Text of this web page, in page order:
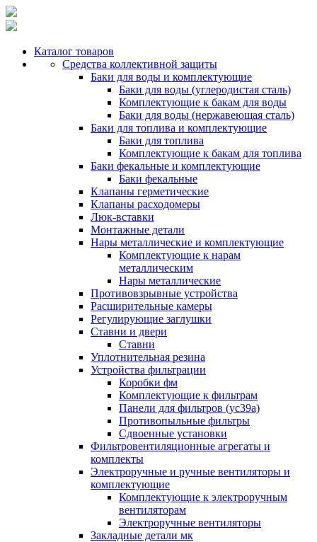
Каталог товаров
Средства коллективной защиты
Баки для воды и комплектующие
Баки для воды (углеродистая сталь)
Комплектующие к бакам для воды
Баки для воды (нержавеющая сталь)
Баки для топлива и комплектующие
Баки для топлива
Комплектующие к бакам для топлива
Баки фекальные и комплектующие
Баки фекальные
Клапаны герметические
Клапаны расходомеры
Люк-вставки
Монтажные детали
Нары металлические и комплектующие
Комплектующие к нарам
металлическим
Нары металлические
Противовзрывные устройства
Расширительные камеры
Регулирующие заглушки
Ставни и двери
Ставни
Уплотнительная резина
Устройства фильтрации
Коробки фм
Комплектующие к фильтрам
Панели для фильтров (ус39а)
Противопыльные фильтры
Сдвоенные установки
Фильтровентиляционные агрегаты и
комплекты
Электроручные и ручные вентиляторы и
комплектующие
Комплектующие к электроручным
вентиляторам
Электроручные вентиляторы
Закладные детали мк